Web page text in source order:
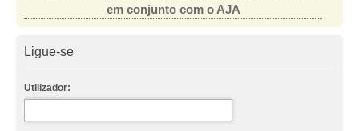
em conjunto com o AJA
Ligue-se
Utilizador: